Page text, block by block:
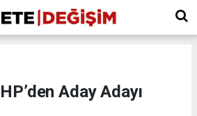
Aday Adayı